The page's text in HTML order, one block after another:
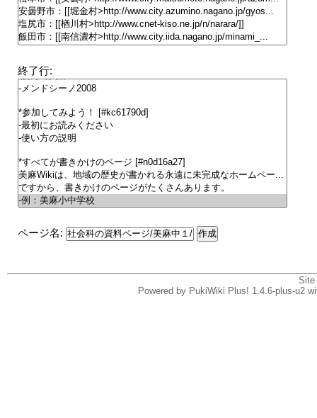
終了行:
ページ名:
Powered by PukiWiki Plus! 1.4.6-plus-u2